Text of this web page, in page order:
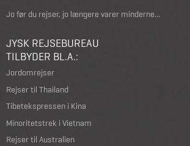
Jo før du rejser, jo længere varer minderne...
JYSK REJSEBUREAU
TILBYDER BL.A.:
Jordomrejser
Rejser til Thailand
Tibetekspressen i Kina
Minoritetstrek i Vietnam
Rejser til Australien